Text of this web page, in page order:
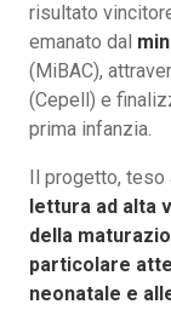
risultato
emanato dal
(MiBAC),
(Cepell) e
prima infanzia.
Il progetto, teso
lettura ad alta
della
particolare
neonatale e